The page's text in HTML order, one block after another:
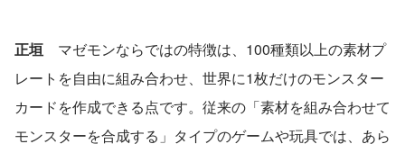
正垣 マゼモンならではの特徴は、100種類以上の素材プ
レートを自由に組み合わせ、世界に1枚だけのモンスター
カードを作成できる点です。従来の「素材を組み合わせて
モンスターを合成する」タイプのゲームや玩具では、あら